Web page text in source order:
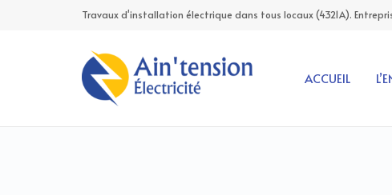
Travaux d'installation électrique dans tous locaux (4321A).
ACCUEIL